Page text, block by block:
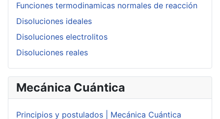
Funciones termodinamicas normales de reacción
Disoluciones ideales
Disoluciones electrolitos
Disoluciones reales
Mecánica Cuántica
Principios y postulados | Mecánica Cuántica